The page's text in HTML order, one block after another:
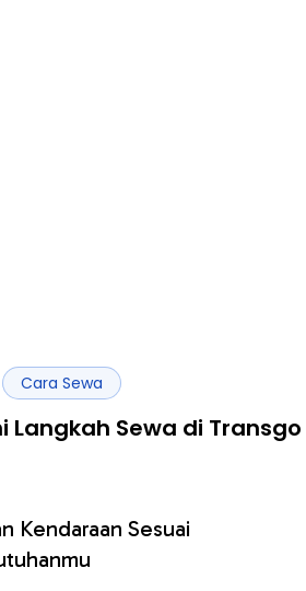
Cara Sewa
Langkah Sewa di Transgo
Kendaraan Sesuai